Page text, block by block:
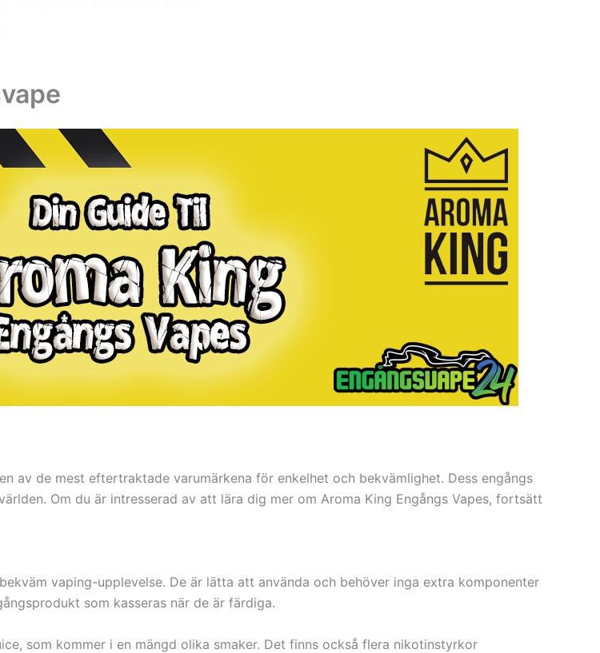
av de mest eftertraktade varumärkena för enkelhet och bekvämlighet. Dess engångs
Om du är intresserad av att lära dig mer om Aroma King Engångs Vapes, fortsätt
vaping-upplevelse. De är lätta att använda och behöver inga extra komponenter
som kasseras när de är färdiga.
som kommer i en mängd olika smaker. Det finns också flera nikotinstyrkor